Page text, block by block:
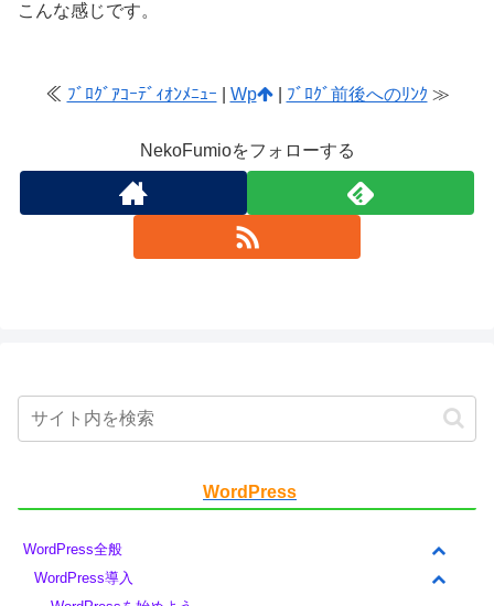
こんな感じです。
≪ ﾌﾞﾛｸﾞｱｺｰﾃﾞｨｵﾝﾒﾆｭｰ Wp | ﾌﾞﾛｸﾞ前後へのﾘﾝｸ ≫
NekoFumioをフォローする
WordPress
WordPress全般
WordPress導入